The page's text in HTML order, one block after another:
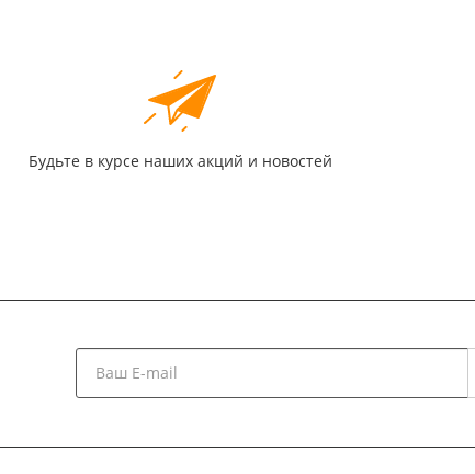
Будьте в курсе наших акций и новостей